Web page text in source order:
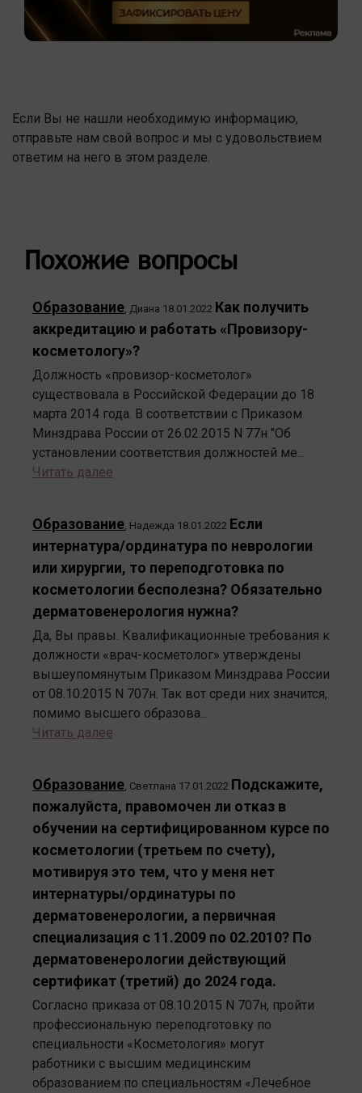
Если Вы не нашли необходимую информацию,
отправьте нам свой вопрос и мы с удовольствием
ответим на него в этом разделе.
Похожие вопросы
Образование Диана 18.01.2022 Как получить
аккредитацию и работать «Провизору-
косметологу»?
Должность «провизор-косметолог»
существовала в Российской Федерации до 18
марта 2014 года. В соответствии с Приказом
Минздрава России от 26.02.2015 N 77н "Об
установлении соответствия должностей ме...
Читать далее
Образование Надежда 18.01.2022 Если
интернатура/ординатура по неврологии
или хирургии, то переподготовка по
косметологии бесполезна? Обязательно
дерматовенерология нужна?
Да, Вы правы. Квалификационные требования к
должности «врач-косметолог» утверждены
вышеупомянутым Приказом Минздрава России
от 08.10.2015 N 707н. Так вот среди них значится,
помимо высшего образова...
Читать далее
Образование Светлана 17.01.2022 Подскажите,
пожалуйста, правомочен ли отказ в
обучении на сертифицированном курсе по
косметологии (третьем по счету),
мотивируя это тем, что у меня нет
интернатуры/ординатуры по
дерматовенерологии, а первичная
специализация с 11.2009 по 02.2010? По
дерматовенерологии действующий
сертификат (третий) до 2024 года.
Согласно приказа от 08.10.2015 N 707н, пройти
профессиональную переподготовку по
специальности «Косметология» могут
работники с высшим медицинским
образованием по специальностям «Лечебное